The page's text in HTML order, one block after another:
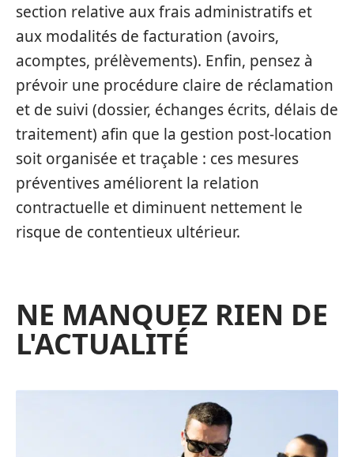
section relative aux frais administratifs et
aux modalités de facturation (avoirs,
acomptes, prélèvements). Enfin, pensez à
prévoir une procédure claire de réclamation
et de suivi (dossier, échanges écrits, délais de
traitement) afin que la gestion post-location
soit organisée et traçable : ces mesures
préventives améliorent la relation
contractuelle et diminuent nettement le
risque de contentieux ultérieur.
NE MANQUEZ RIEN DE
L'ACTUALITÉ